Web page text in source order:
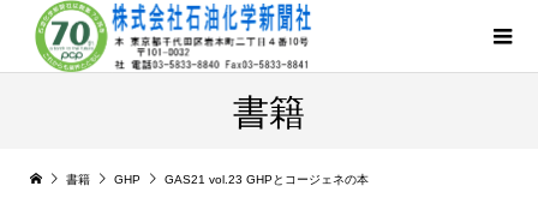
書籍
書籍 GHP GAS21 vol.23 GHPとコージェネの本